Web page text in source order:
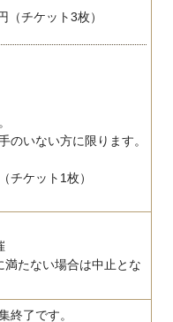
（チケット3枚）
のいない方に限ります。
チケット1枚）
満たない場合は中止とな
終了です。